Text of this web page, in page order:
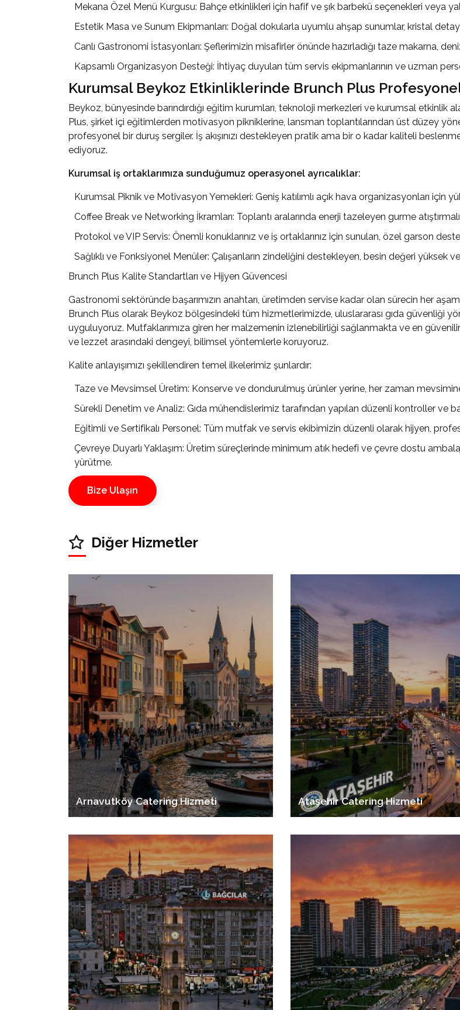
Mekana Özel Menü Kurgusu: Bahçe etkinlikleri için hafif ve şık barbekü seçenekleri veya
Estetik Masa ve Sunum Ekipmanları: Doğal dokularla uyumlu ahşap sunumlar, kristal
Canlı Gastronomi İstasyonları: Şeflerimizin misafirler önünde hazırladığı taze makarna,
Kapsamlı Organizasyon Desteği: İhtiyaç duyulan tüm servis ekipmanlarının ve uzman
Kurumsal Beykoz Etkinliklerinde Brunch Plus
Beykoz, bünyesinde barındırdığı eğitim kurumları, teknoloji merkezleri ve kurumsal etkinlik
Plus, şirket içi eğitimlerden motivasyon pikniklerine, lansman toplantılarından üst düzey
profesyonel bir duruş sergiler. İş akışınızı destekleyen pratik ama bir o kadar kaliteli
ediyoruz.
Kurumsal iş ortaklarımıza sunduğumuz operasyonel ayrıcalıklar:
Kurumsal Piknik ve Motivasyon Yemekleri: Geniş katılımlı açık hava organizasyonları için
Coffee Break ve Networking İkramları: Toplantı aralarında enerji tazeleyen gurme
Protokol ve VIP Servis: Önemli konuklarınız ve iş ortaklarınız için sunulan, özel garson
Sağlıklı ve Fonksiyonel Menüler: Çalışanların zindeliğini destekleyen, besin değeri
Brunch Plus Kalite Standartları ve Hijyen Güvencesi
Gastronomi sektöründe başarımızın anahtarı, üretimden servise kadar olan sürecin her
Brunch Plus olarak Beykoz bölgesindeki tüm hizmetlerimizde, uluslararası gıda güvenliği
uyguluyoruz. Mutfaklarımıza giren her malzemenin izlenebilirliği sağlanmakta ve en
ve lezzet arasındaki dengeyi, bilimsel yöntemlerle koruyoruz.
Kalite anlayışımızı şekillendiren temel ilkelerimiz şunlardır:
Taze ve Mevsimsel Üretim: Konserve ve dondurulmuş ürünler yerine, her zaman
Sürekli Denetim ve Analiz: Gıda mühendislerimiz tarafından yapılan düzenli kontroller ve
Eğitimli ve Sertifikalı Personel: Tüm mutfak ve servis ekibimizin düzenli olarak hijyen,
Çevreye Duyarlı Yaklaşım: Üretim süreçlerinde minimum atık hedefi ve çevre dostu
yürütme.
Bize Ulaşın
Diğer Hizmetler
Arnavutköy Catering Hizmeti Ataşehir Catering Hizmeti